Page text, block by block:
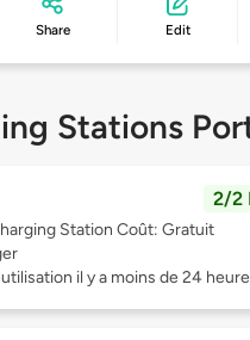
Share Edit
Stations
2/2
Station Coût: Gratuit
il y a moins de 24